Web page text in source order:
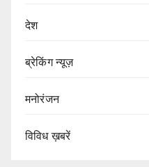
देश
ब्रेकिंग न्यूज़
मनोरंजन
विविध ख़बरें